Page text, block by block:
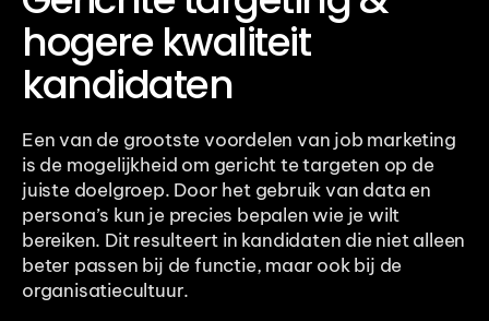
hogere kwaliteit
kandidaten
Een van de grootste voordelen van job marketing
is de mogelijkheid om gericht te targeten op de
juiste doelgroep. Door het gebruik van data en
persona’s kun je precies bepalen wie je wilt
bereiken. Dit resulteert in kandidaten die niet alleen
beter passen bij de functie, maar ook bij de
organisatiecultuur.